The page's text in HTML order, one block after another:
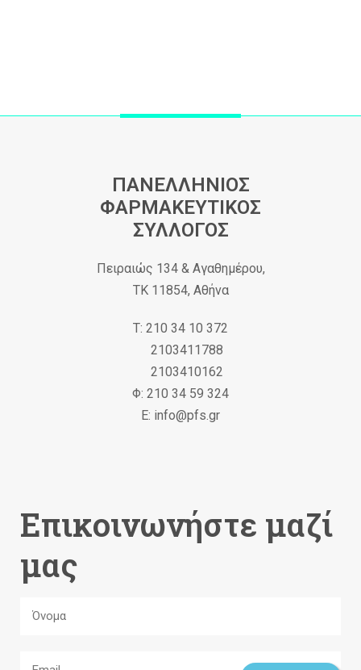
ΠΑΝΕΛΛΗΝΙΟΣ
ΦΑΡΜΑΚΕΥΤΙΚΟΣ
ΣΥΛΛΟΓΟΣ
Πειραιώς 134 & Αγαθημέρου,
ΤΚ 11854, Αθήνα
Τ: 210 34 10 372
2103411788
2103410162
Φ: 210 34 59 324
Ε: info@pfs.gr
Επικοινωνήστε μαζί
μας